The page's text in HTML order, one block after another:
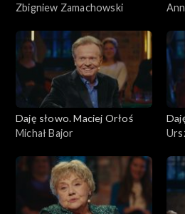
Zbigniew Zamachowski
Daję słowo. Maciej Orłoś
Michał Bajor